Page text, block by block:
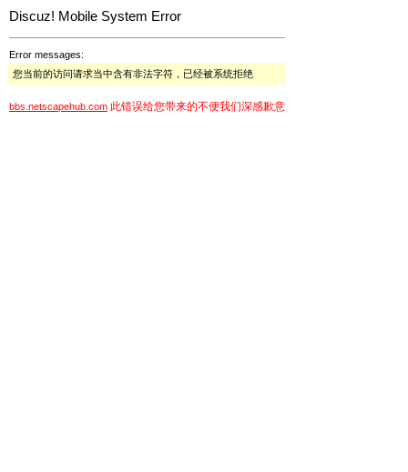
Discuz! Mobile System Error
Error messages:
您当前的访问请求当中含有非法字符，已经被系统拒绝
bbs.netscapehub.com 此错误给您带来的不便我们深感歉意